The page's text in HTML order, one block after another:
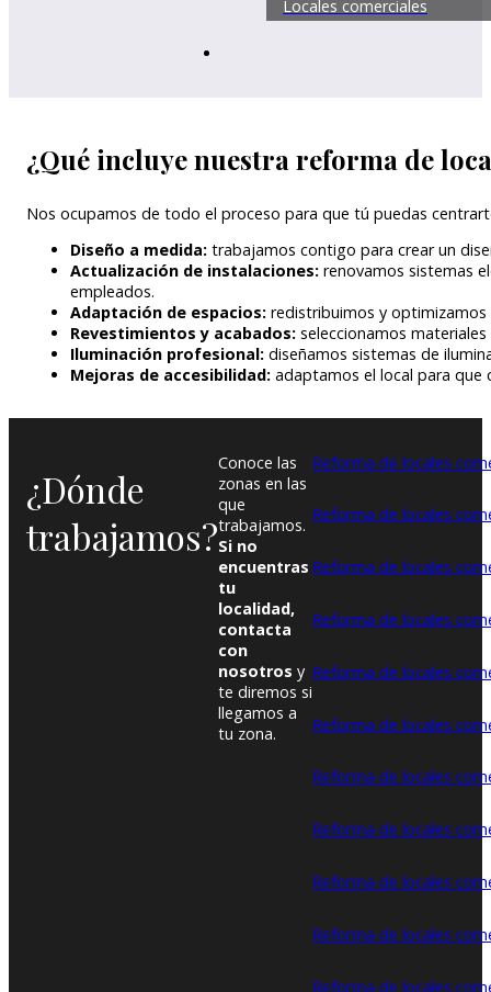
Locales comerciales
¿Qué incluye nuestra reforma de
Nos ocupamos de todo el proceso para que tú puedas
Diseño a medida: trabajamos contigo para crear un
Actualización de instalaciones: renovamos sistemas
empleados.
Adaptación de espacios: redistribuimos y optimizamos
Revestimientos y acabados: seleccionamos
Iluminación profesional: diseñamos sistemas de
Mejoras de accesibilidad: adaptamos el local para que
¿Dónde
trabajamos?
Conoce las
zonas en las
que
trabajamos.
Si no
encuentras
tu
localidad,
contacta
con
nosotros y
te diremos si
llegamos a
tu zona.
Reforma de locales
Reforma de locales
Reforma de locales
Reforma de locales
Reforma de locales
Reforma de locales
Reforma de locales
Reforma de locales
Reforma de locales
Reforma de locales
Reforma de locales